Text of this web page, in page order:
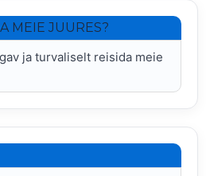
MEIE JUURES?
ja turvaliselt reisida meie